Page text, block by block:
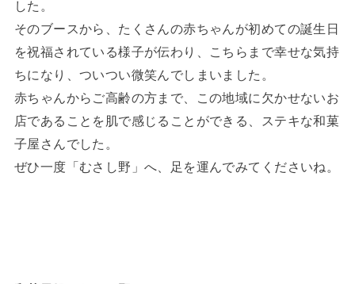
した。
そのブースから、たくさんの赤ちゃんが初めての誕生日
を祝福されている様子が伝わり、こちらまで幸せな気持
ちになり、ついつい微笑んでしまいました。
赤ちゃんからご高齢の方まで、この地域に欠かせないお
店であることを肌で感じることができる、ステキな和菓
子屋さんでした。
ぜひ一度「むさし野」へ、足を運んでみてくださいね。